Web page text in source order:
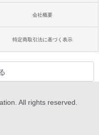
会社概要
特定商取引法に基づく表示
All rights reserved.